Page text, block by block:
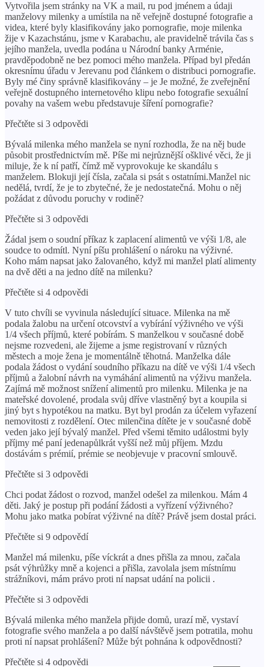
Vytvořila jsem stránky na VK a mail, ru pod jménem a údaji
manželovy milenky a umístila na ně veřejně dostupné fotografie a
videa, které byly klasifikovány jako pornografie, moje milenka
žije v Kazachstánu, jsme v Karabachu, ale pravidelně trávila čas s
jejího manžela, uvedla podána u Národní banky Arménie,
pravděpodobně ne bez pomoci mého manžela. Případ byl předán
okresnímu úřadu v Jerevanu pod článkem o distribuci pornografie.
Byly mé činy správně klasifikovány – je Je možné, že zveřejnění
veřejně dostupného internetového klipu nebo fotografie sexuální
povahy na vašem webu představuje šíření pornografie?
Přečtěte si 3 odpovědi
Bývalá milenka mého manžela se nyní rozhodla, že na něj bude
působit prostřednictvím mě. Píše mi nejrůznější ošklivé věci, že ji
miluje, že k ní patří, čímž mě vyprovokuje ke skandálu s
manželem. Blokuji její čísla, začala si psát s ostatními.Manžel nic
nedělá, tvrdí, že je to zbytečné, že je nedostatečná. Mohu o něj
požádat z důvodu poruchy v rodině?
Přečtěte si 3 odpovědi
Žádal jsem o soudní příkaz k zaplacení alimentů ve výši 1/8, ale
soudce to odmítl. Nyní píšu prohlášení o nároku na výživné.
Koho mám napsat jako žalovaného, ​​když mi manžel platí alimenty
na dvě děti a na jedno dítě na milenku?
Přečtěte si 4 odpovědi
V tuto chvíli se vyvinula následující situace. Milenka na mě
podala žalobu na určení otcovství a vybírání výživného ve výši
1/4 všech příjmů, které pobírám. S manželkou v současné době
nejsme rozvedeni, ale žijeme a jsme registrovaní v různých
městech a moje žena je momentálně těhotná. Manželka dále
podala žádost o vydání soudního příkazu na dítě ve výši 1/4 všech
příjmů a žalobní návrh na vymáhání alimentů na výživu manžela.
Zajímá mě možnost snížení alimentů pro milenku. Milenka je na
mateřské dovolené, prodala svůj dříve vlastněný byt a koupila si
jiný byt s hypotékou na matku. Byt byl prodán za účelem vyřazení
nemovitosti z rozdělení. Otec milenčina dítěte je v současné době
veden jako její bývalý manžel. Před všemi těmito událostmi byly
příjmy mé paní jedenapůlkrát vyšší než můj příjem. Mzdu
dostávám s prémií, prémie se neobjevuje v pracovní smlouvě.
Přečtěte si 3 odpovědi
Chci podat žádost o rozvod, manžel odešel za milenkou. Mám 4
děti. Jaký je postup při podání žádosti a vyřízení výživného?
Mohu jako matka pobírat výživné na dítě? Právě jsem dostal práci.
Přečtěte si 9 odpovědí
Manžel má milenku, píše víckrát a dnes přišla za mnou, začala
psát výhrůžky mně a kojenci a přišla, zavolala jsem místnímu
strážníkovi, mám právo proti ní napsat udání na policii .
Přečtěte si 3 odpovědi
Bývalá milenka mého manžela přijde domů, urazí mě, vystaví
fotografie svého manžela a po další návštěvě jsem potratila, mohu
proti ní napsat prohlášení? Může být pohnána k odpovědnosti?
Přečtěte si 4 odpovědi